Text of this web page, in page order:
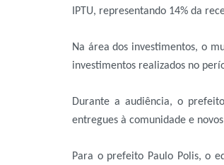
IPTU, representando 14% da
Na área dos investimentos, o
investimentos realizados no
Durante a audiência, o
entregues à comunidade e
Para o prefeito Paulo Polis, o